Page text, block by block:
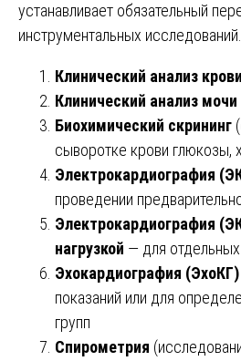
устанавливает обязательный
инструментальных
Клинический анализ крови
Клинический анализ мочи
Биохимический скрининг
сыворотке крови глюкозы,
Электрокардиография
проведении
Электрокардиография
нагрузкой — для отдельных
Эхокардиография (ЭхоКГ)
показаний или для
групп
Спирометрия